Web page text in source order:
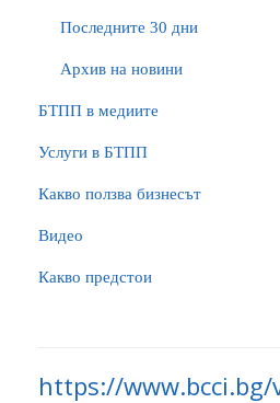
Последните 30 дни
Архив на новини
БTПП в медиите
Услуги в БТПП
Какво ползва бизнесът
Видео
Какво предстои
https://